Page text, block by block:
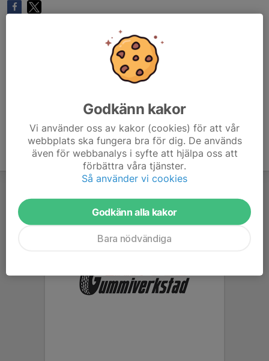
Godkänn kakor
Vi använder oss av kakor (cookies) för att vår
webbplats ska fungera bra för dig. De används
även för webbanalys i syfte att hjälpa oss att
förbättra våra tjänster.
Så använder vi cookies
Godkänn alla kakor
Bara nödvändiga